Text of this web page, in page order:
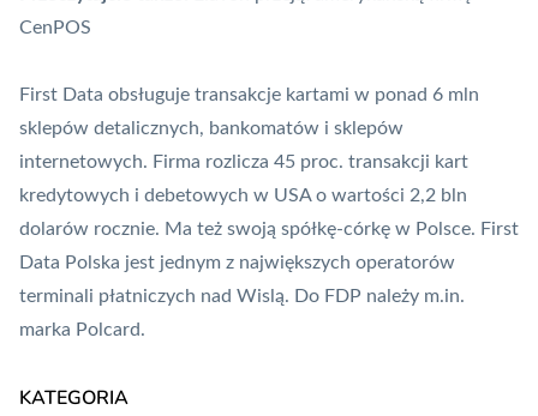
CenPOS
First Data obsługuje transakcje kartami w ponad 6 mln
sklepów detalicznych, bankomatów i sklepów
internetowych. Firma rozlicza 45 proc. transakcji kart
kredytowych i debetowych w USA o wartości 2,2 bln
dolarów rocznie. Ma też swoją spółkę-córkę w Polsce. First
Data Polska jest jednym z największych operatorów
terminali płatniczych nad Wislą. Do FDP należy m.in.
marka Polcard.
KATEGORIA